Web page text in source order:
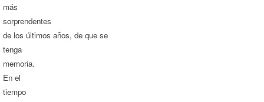
más
sorprendentes
de los últimos años, de que se
tenga
memoria.
En el
tiempo